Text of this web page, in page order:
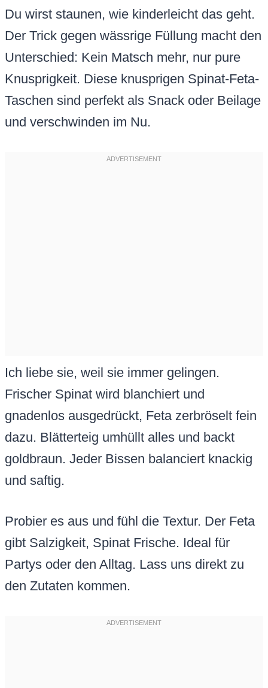
Du wirst staunen, wie kinderleicht das geht.
Der Trick gegen wässrige Füllung macht den
Unterschied: Kein Matsch mehr, nur pure
Knusprigkeit. Diese knusprigen Spinat-Feta-
Taschen sind perfekt als Snack oder Beilage
und verschwinden im Nu.
Ich liebe sie, weil sie immer gelingen.
Frischer Spinat wird blanchiert und
gnadenlos ausgedrückt, Feta zerbröselt fein
dazu. Blätterteig umhüllt alles und backt
goldbraun. Jeder Bissen balanciert knackig
und saftig.
Probier es aus und fühl die Textur. Der Feta
gibt Salzigkeit, Spinat Frische. Ideal für
Partys oder den Alltag. Lass uns direkt zu
den Zutaten kommen.